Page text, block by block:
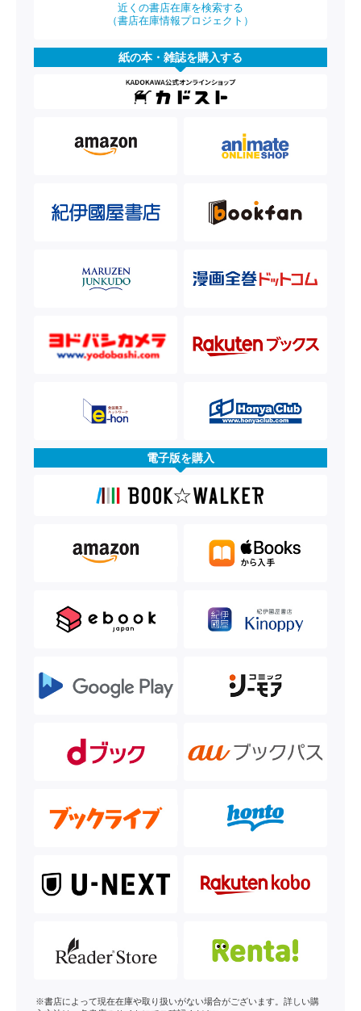
近くの書店在庫を検索する
（書店在庫情報プロジェクト）
紙の本・雑誌を購入する
電子版を購入
※書店によって現在在庫や取り扱いがない場合がございます。詳しい購